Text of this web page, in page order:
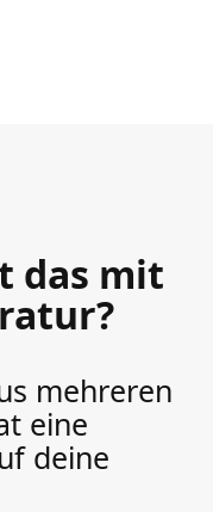
das mit
mehreren
eine
deine